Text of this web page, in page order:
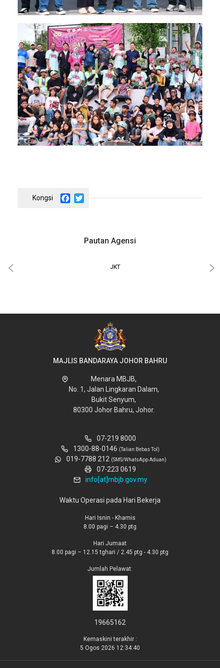
Image
Facebook
Pautan Agensi
‹ ›
MAJLIS BANDARAYA JOHOR BAHRU
Menara MBJB,
No. 1, Jalan Lingkaran Dalam,
Bukit Senyum,
80300 Johor Bahru, Johor.
07-219 8000
1300-88-0146 (Talian Bebas Tol)
019-7788 212 (SMS/WhatsApp Aduan)
07-223 0619
info[at]mbjb.gov.my
Waktu Operasi pada Hari Bekerja
Hari Isnin - Khamis
8.00 pagi – 4.30 ptg
Hari Jumaat
8.00 pagi – 12.15 tghari / 2.45 ptg - 4.30 ptg
Jumlah Pelawat:
19665162
Kemaskini terakhir :
5 Ogos 2026 12:34:40